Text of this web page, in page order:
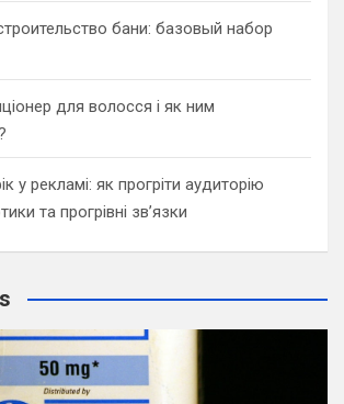
бани: базовый набор
для волосся і як ним
у рекламі: як прогріти аудиторію
та прогрівні зв’язки